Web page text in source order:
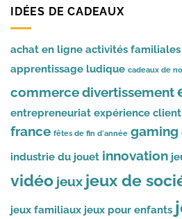
IDÉES DE CADEAUX
achat en ligne activités familiales
apprentissage ludique cadeaux de
commercedivertissement
entrepreneuriat expérience client
france fêtes de fin d'année gaming
industrie du jouet innovation
vidéo jeux jeux de
jeux familiaux jeux pour enfants